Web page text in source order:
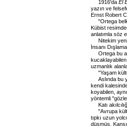
1916'da El
yazın ve
Ernst Robert
"Ortega
Kübist
anlatımla söz
Nitekim
İnsanı
Ortega bu
uzmanlık
"Yaşam
Aslında bu
kendi
koyabilen,
yöntemli
Katı
"Avrupa
tıpkı uzun
düşmüş.